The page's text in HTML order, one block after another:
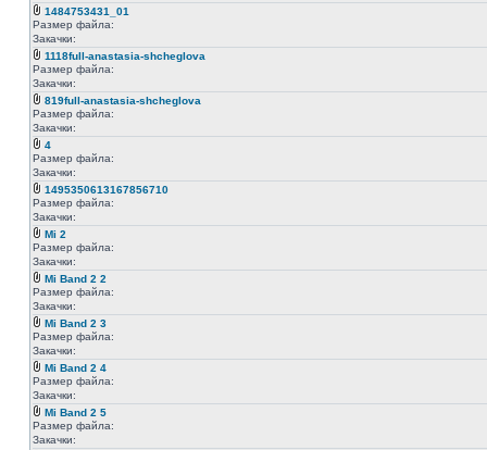
1484753431_01
Размер файла:
Закачки:
1118full-anastasia-shcheglova
Размер файла:
Закачки:
819full-anastasia-shcheglova
Размер файла:
Закачки:
4
Размер файла:
Закачки:
1495350613167856710
Размер файла:
Закачки:
Mi 2
Размер файла:
Закачки:
Mi Band 2 2
Размер файла:
Закачки:
Mi Band 2 3
Размер файла:
Закачки:
Mi Band 2 4
Размер файла:
Закачки:
Mi Band 2 5
Размер файла:
Закачки: